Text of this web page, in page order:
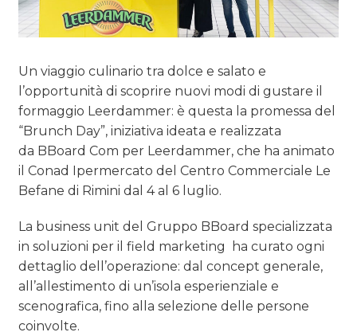
Un viaggio culinario tra dolce e salato e
l’opportunità di scoprire nuovi modi di gustare il
formaggio Leerdammer: è questa la promessa del
“Brunch Day”, iniziativa ideata e realizzata
da BBoard Com per Leerdammer, che ha animato
il Conad Ipermercato del Centro Commerciale Le
Befane di Rimini dal 4 al 6 luglio.
La business unit del Gruppo BBoard specializzata
in soluzioni per il field marketing ha curato ogni
dettaglio dell’operazione: dal concept generale,
all’allestimento di un’isola esperienziale e
scenografica, fino alla selezione delle persone
coinvolte.